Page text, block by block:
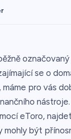
se o
pro vás
eToro,
být